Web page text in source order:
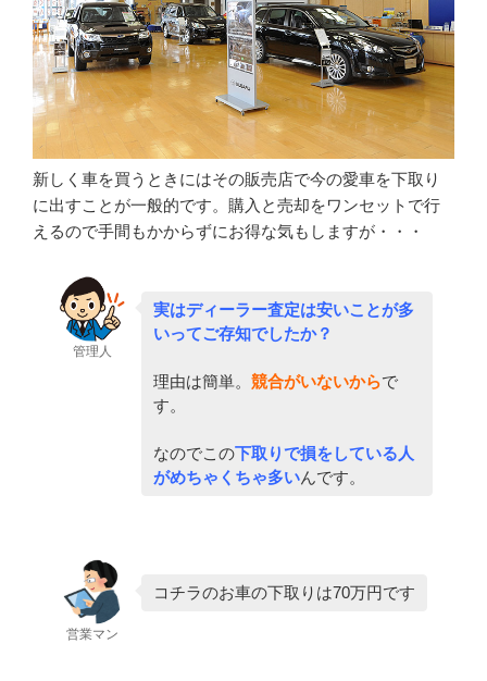
新しく車を買うときにはその販売店で今の愛車を下取り
に出すことが一般的です。購入と売却をワンセットで行
えるので手間もかからずにお得な気もしますが・・・
管理人
実はディーラー査定は安いことが多
いってご存知でしたか？
理由は簡単。 競合がいないからで
す。
なのでこの下取りで損をしている人
がめちゃくちゃ多いんです。
営業マン
コチラのお車の下取りは70万円です